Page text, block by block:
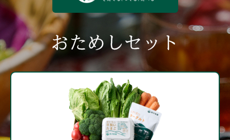
おためしセット